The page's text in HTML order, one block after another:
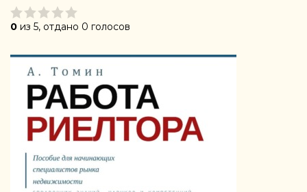
0 из 5, отдано 0 голосов